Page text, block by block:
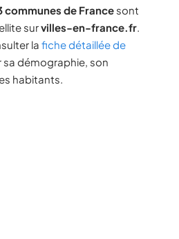
communes de France sont
survilles-en-france.fr.
la fiche détaillée de
sa démographie, son
habitants.